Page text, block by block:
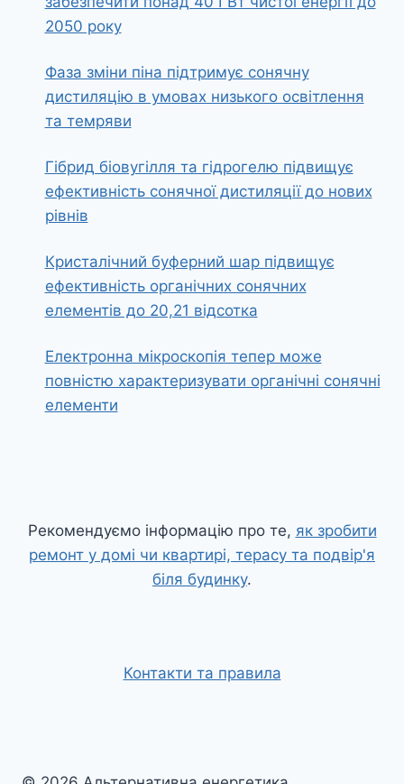
2050 року
Фаза зміни піна підтримує сонячну
дистиляцію в умовах низького освітлення
та темряви
Гібрид біовугілля та гідрогелю підвищує
ефективність сонячної дистиляції до нових
рівнів
Кристалічний буферний шар підвищує
ефективність органічних сонячних
елементів до 20,21 відсотка
Електронна мікроскопія тепер може
повністю характеризувати органічні сонячні
елементи
Рекомендуємо інформацію про те, як зробити
ремонт у домі чи квартирі, терасу та подвір'я
біля будинку.
Контакти та правила